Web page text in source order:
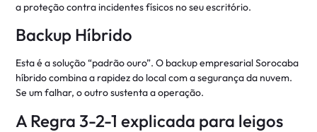
a proteção contra incidentes físicos no seu escritório.
Backup Híbrido
Esta é a solução “padrão ouro”. O backup empresarial Sorocaba
híbrido combina a rapidez do local com a segurança da nuvem.
Se um falhar, o outro sustenta a operação.
A Regra 3-2-1 explicada para leigos